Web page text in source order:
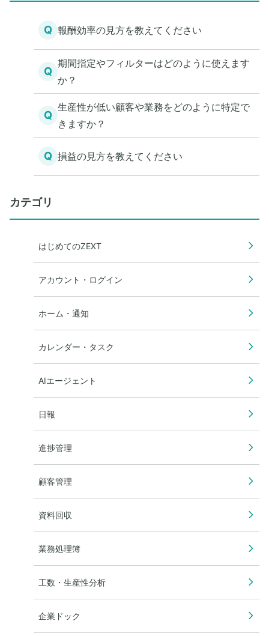
Q 報酬効率の見方を教えてください
Q
期間指定やフィルターはどのように使えます
か？
Q
生産性が低い顧客や業務をどのように特定で
きますか？
Q 損益の見方を教えてください
カテゴリ
はじめてのZEXT
アカウント・ログイン
ホーム・通知
カレンダー・タスク
AIエージェント
日報
進捗管理
顧客管理
資料回収
業務処理簿
工数・生産性分析
企業ドック